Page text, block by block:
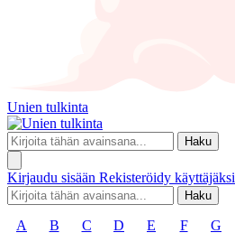
Unien tulkinta
Haku
Kirjaudu sisään Rekisteröidy käyttäjäksi
Haku
A B C D E F G